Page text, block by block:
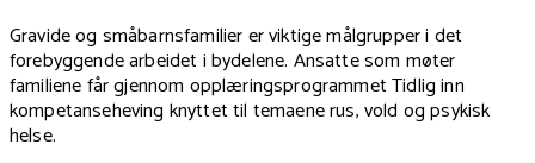
Gravide og småbarnsfamilier er viktige målgrupper i det
forebyggende arbeidet i bydelene. Ansatte som møter
familiene får gjennom opplæringsprogrammet Tidlig inn
kompetanseheving knyttet til temaene rus, vold og psykisk
helse.